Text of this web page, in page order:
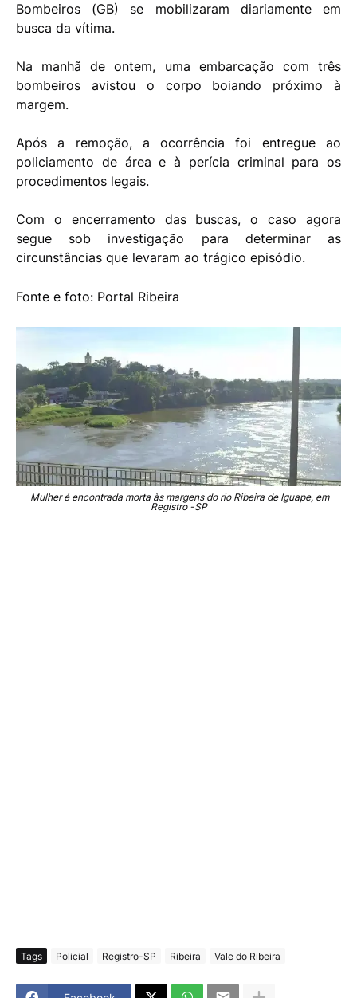
Bombeiros (GB) se mobilizaram diariamente em
busca da vítima.
Na manhã de ontem, uma embarcação com três
bombeiros avistou o corpo boiando próximo à
margem.
Após a remoção, a ocorrência foi entregue ao
policiamento de área e à perícia criminal para os
procedimentos legais.
Com o encerramento das buscas, o caso agora
segue sob investigação para determinar as
circunstâncias que levaram ao trágico episódio.
Fonte e foto: Portal Ribeira
Mulher é encontrada morta às margens do rio Ribeira de Iguape, em
Registro -SP
Tags Policial Registro-SP Ribeira Vale do Ribeira